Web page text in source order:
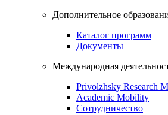
Дополнительное
Каталог программ
Документы
Международная
Privolzhsky Research
Academic Mobility
Сотрудничество